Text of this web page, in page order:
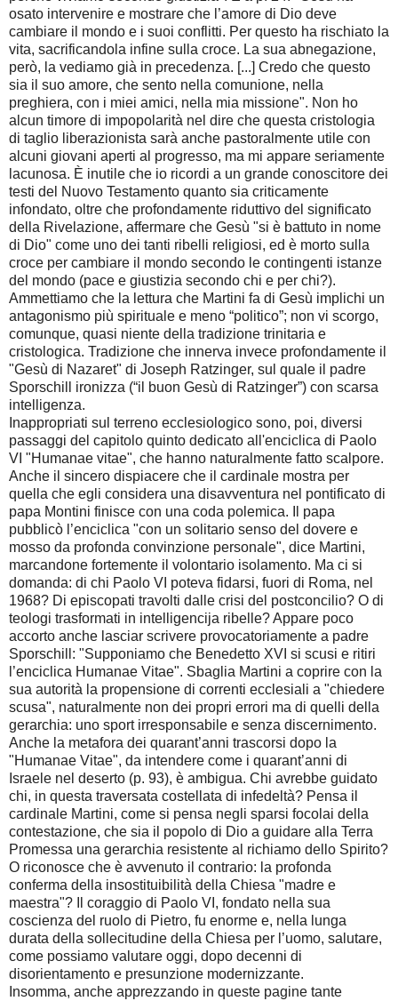
osato intervenire e mostrare che l’amore di Dio deve
cambiare il mondo e i suoi conflitti. Per questo ha rischiato la
vita, sacrificandola infine sulla croce. La sua abnegazione,
però, la vediamo già in precedenza. [...] Credo che questo
sia il suo amore, che sento nella comunione, nella
preghiera, con i miei amici, nella mia missione". Non ho
alcun timore di impopolarità nel dire che questa cristologia
di taglio liberazionista sarà anche pastoralmente utile con
alcuni giovani aperti al progresso, ma mi appare seriamente
lacunosa. È inutile che io ricordi a un grande conoscitore dei
testi del Nuovo Testamento quanto sia criticamente
infondato, oltre che profondamente riduttivo del significato
della Rivelazione, affermare che Gesù "si è battuto in nome
di Dio" come uno dei tanti ribelli religiosi, ed è morto sulla
croce per cambiare il mondo secondo le contingenti istanze
del mondo (pace e giustizia secondo chi e per chi?).
Ammettiamo che la lettura che Martini fa di Gesù implichi un
antagonismo più spirituale e meno “politico”; non vi scorgo,
comunque, quasi niente della tradizione trinitaria e
cristologica. Tradizione che innerva invece profondamente il
"Gesù di Nazaret" di Joseph Ratzinger, sul quale il padre
Sporschill ironizza (“il buon Gesù di Ratzinger”) con scarsa
intelligenza.
Inappropriati sul terreno ecclesiologico sono, poi, diversi
passaggi del capitolo quinto dedicato all'enciclica di Paolo
VI "Humanae vitae", che hanno naturalmente fatto scalpore.
Anche il sincero dispiacere che il cardinale mostra per
quella che egli considera una disavventura nel pontificato di
papa Montini finisce con una coda polemica. Il papa
pubblicò l’enciclica "con un solitario senso del dovere e
mosso da profonda convinzione personale", dice Martini,
marcandone fortemente il volontario isolamento. Ma ci si
domanda: di chi Paolo VI poteva fidarsi, fuori di Roma, nel
1968? Di episcopati travolti dalle crisi del postconcilio? O di
teologi trasformati in intelligencija ribelle? Appare poco
accorto anche lasciar scrivere provocatoriamente a padre
Sporschill: "Supponiamo che Benedetto XVI si scusi e ritiri
l’enciclica Humanae Vitae". Sbaglia Martini a coprire con la
sua autorità la propensione di correnti ecclesiali a "chiedere
scusa", naturalmente non dei propri errori ma di quelli della
gerarchia: uno sport irresponsabile e senza discernimento.
Anche la metafora dei quarant’anni trascorsi dopo la
"Humanae Vitae", da intendere come i quarant’anni di
Israele nel deserto (p. 93), è ambigua. Chi avrebbe guidato
chi, in questa traversata costellata di infedeltà? Pensa il
cardinale Martini, come si pensa negli sparsi focolai della
contestazione, che sia il popolo di Dio a guidare alla Terra
Promessa una gerarchia resistente al richiamo dello Spirito?
O riconosce che è avvenuto il contrario: la profonda
conferma della insostituibilità della Chiesa "madre e
maestra"? Il coraggio di Paolo VI, fondato nella sua
coscienza del ruolo di Pietro, fu enorme e, nella lunga
durata della sollecitudine della Chiesa per l’uomo, salutare,
come possiamo valutare oggi, dopo decenni di
disorientamento e presunzione modernizzante.
Insomma, anche apprezzando in queste pagine tante